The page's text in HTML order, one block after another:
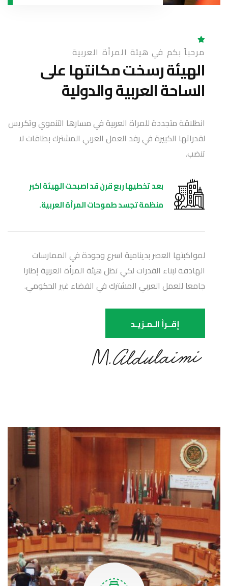
مرحباً بكم في هيئة المرأة العربية
الهيئة رسخت مكانتها على
الساحة العربية والدولية
انطلاقة متجددة للمراة العربية في مسارها التنموي وتكريس
لقدراتها الكبيرة في رفد العمل العربي المشترك بطاقات لا
تنضب.
بعد تخطيها ربع قرن قد اصبحت الهيئة اكبر
منظمة تجسد طموحات المرأة العربية.
لمواكبتها العصر بدينامية اسرع وجودة في الممارسات
الهادفة لبناء القدرات لكي تظل هيئة المرأة العربية إطارا
جامعا للعمل العربي المشترك في الفضاء غير الحكومي.
إقــرأ الـمـزيـد